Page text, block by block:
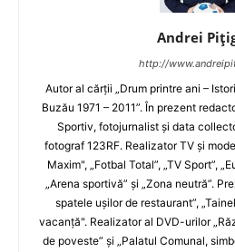
Andrei
http://
Autor al cărţii „Drum printre ani –
Buzău 1971 – 2011”. În prezent
Sportiv, fotojurnalist şi data
fotograf 123RF. Realizator TV şi
Maxim", „Fotbal Total”, „TV Sport”,
„Arena sportivă” şi „Zona neutră”.
spatele uşilor de restaurant”,
vacanţă". Realizator al DVD-urilor
de poveste” şi „Palatul Comunal,